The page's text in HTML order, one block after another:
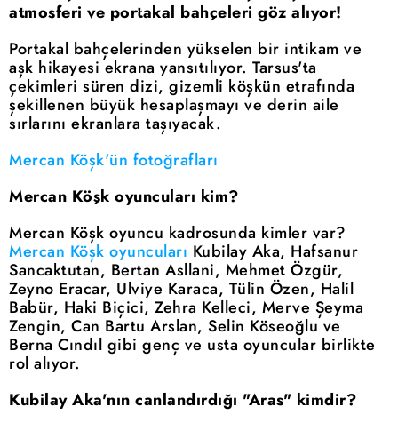
atmosferi ve portakal bahçeleri göz alıyor!
Portakal bahçelerinden yükselen bir intikam ve
aşk hikayesi ekrana yansıtılıyor. Tarsus'ta
çekimleri süren dizi, gizemli köşkün etrafında
şekillenen büyük hesaplaşmayı ve derin aile
sırlarını ekranlara taşıyacak.
Mercan Köşk'ün fotoğrafları
Mercan Köşk oyuncuları kim?
Mercan Köşk oyuncu kadrosunda kimler var?
Mercan Köşk oyuncuları Kubilay Aka, Hafsanur
Sancaktutan, Bertan Asllani, Mehmet Özgür,
Zeyno Eracar, Ulviye Karaca, Tülin Özen, Halil
Babür, Haki Biçici, Zehra Kelleci, Merve Şeyma
Zengin, Can Bartu Arslan, Selin Köseoğlu ve
Berna Cındıl gibi genç ve usta oyuncular birlikte
rol alıyor.
Kubilay Aka'nın canlandırdığı "Aras" kimdir?